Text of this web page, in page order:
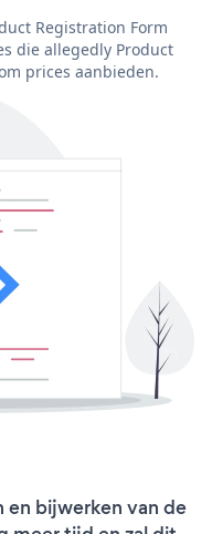
Registration Form
die allegedly Product
prices aanbieden.
en bijwerken van de